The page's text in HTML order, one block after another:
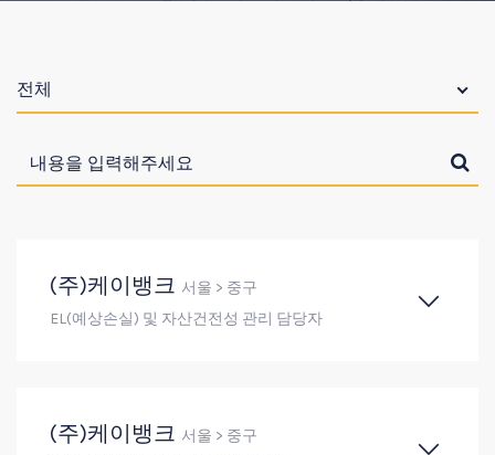
전체
(주)케이뱅크 서울 > 중구
EL(예상손실) 및 자산건전성 관리 담당자
(주)케이뱅크 서울 > 중구